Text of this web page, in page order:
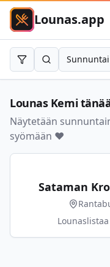
Lounas.app
RajaaHae
Lounas Kemi
Näytetään
syömään ❤️
Sataman